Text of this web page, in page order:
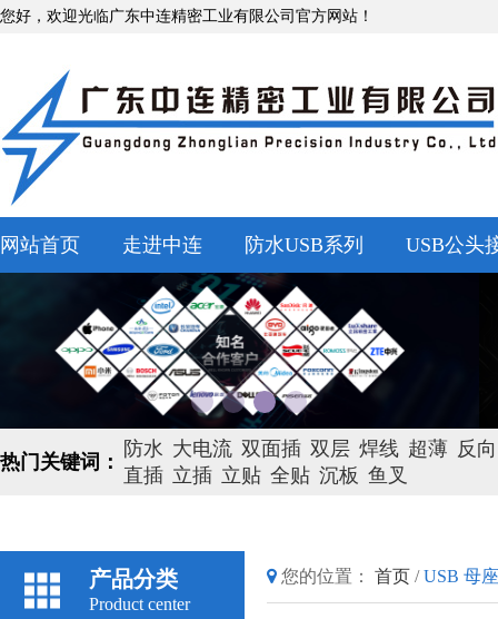
您好，欢迎光临广东中连精密工业有限公司官方网站！
网站首页 走进中连 防水USB系列 USB公头
热门关键词：
防水 大电流 双面插 双层 焊线 超薄 反向
直插 立插 立贴 全贴 沉板 鱼叉
产品分类
Product center
您的位置： 首页 / USB 母